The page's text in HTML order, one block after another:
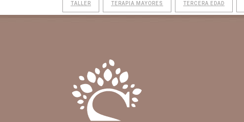
TALLER TERAPIA MAYORES TERCERA EDAD